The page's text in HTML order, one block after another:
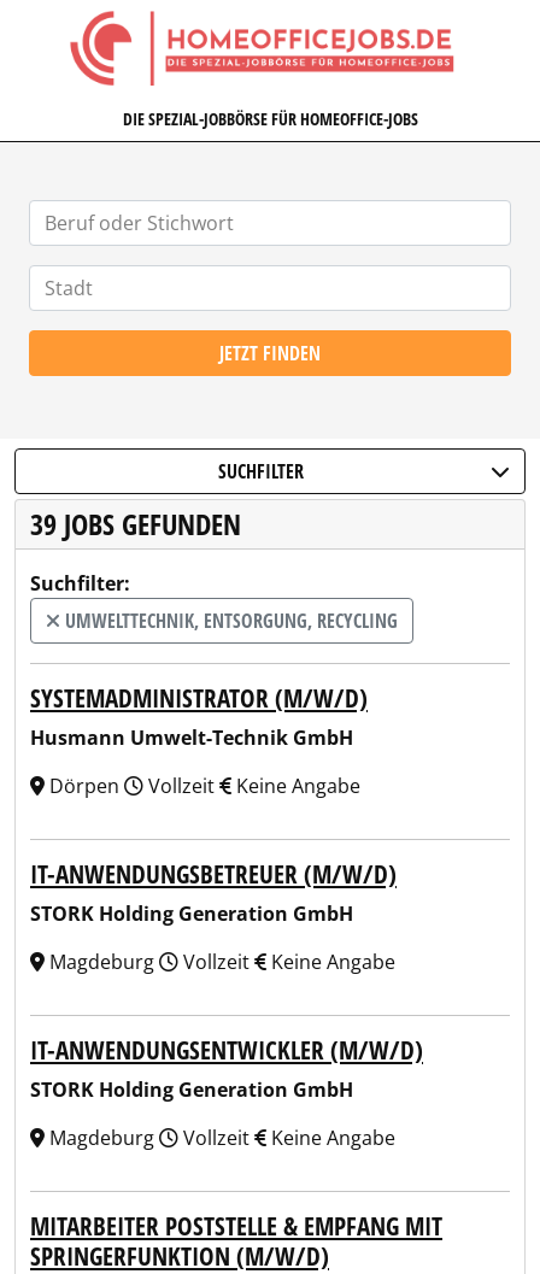
HOMEOFFICEJOBS.DE
DIE SPEZIAL-JOBBÖRSE FÜR HOMEOFFICE-JOBS
JETZT FINDEN
SUCHFILTER
39 JOBS GEFUNDEN
Suchfilter:
UMWELTTECHNIK, ENTSORGUNG, RECYCLING
SYSTEMADMINISTRATOR (M/W/D)
Husmann Umwelt-Technik GmbH
Dörpen
Vollzeit Keine Angabe
IT-ANWENDUNGSBETREUER (M/W/D)
STORK Holding Generation GmbH
Magdeburg
Vollzeit Keine Angabe
IT-ANWENDUNGSENTWICKLER (M/W/D)
STORK Holding Generation GmbH
Magdeburg
Vollzeit Keine Angabe
MITARBEITER POSTSTELLE & EMPFANG MIT
SPRINGERFUNKTION (M/W/D)